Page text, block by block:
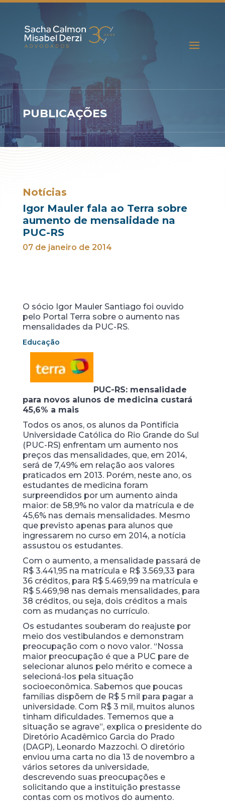
PUBLICAÇÕES
Notícias
Igor Mauler fala ao Terra sobre
aumento de mensalidade na
PUC-RS
07 de janeiro de 2014
O sócio Igor Mauler Santiago foi ouvido
pelo Portal Terra sobre o aumento nas
mensalidades da PUC-RS.
Educação
PUC-RS: mensalidade
para novos alunos de medicina custará
45,6% a mais
Todos os anos, os alunos da Pontifícia
Universidade Católica do Rio Grande do Sul
(PUC-RS) enfrentam um aumento nos
preços das mensalidades, que, em 2014,
será de 7,49% em relação aos valores
praticados em 2013. Porém, neste ano, os
estudantes de medicina foram
surpreendidos por um aumento ainda
maior: de 58,9% no valor da matrícula e de
45,6% nas demais mensalidades. Mesmo
que previsto apenas para alunos que
ingressarem no curso em 2014, a notícia
assustou os estudantes.
Com o aumento, a mensalidade passará de
R$ 3.441,95 na matrícula e R$ 3.569,33 para
36 créditos, para R$ 5.469,99 na matrícula e
R$ 5.469,98 nas demais mensalidades, para
38 créditos, ou seja, dois créditos a mais
com as mudanças no currículo.
Os estudantes souberam do reajuste por
meio dos vestibulandos e demonstram
preocupação com o novo valor. “Nossa
maior preocupação é que a PUC pare de
selecionar alunos pelo mérito e comece a
selecioná-los pela situação
socioeconômica. Sabemos que poucas
famílias dispõem de R$ 5 mil para pagar a
universidade. Com R$ 3 mil, muitos alunos
tinham dificuldades. Tememos que a
situação se agrave”, explica o presidente do
Diretório Acadêmico Garcia do Prado
(DAGP), Leonardo Mazzochi. O diretório
enviou uma carta no dia 13 de novembro a
vários setores da universidade,
descrevendo suas preocupações e
solicitando que a instituição prestasse
contas com os motivos do aumento.